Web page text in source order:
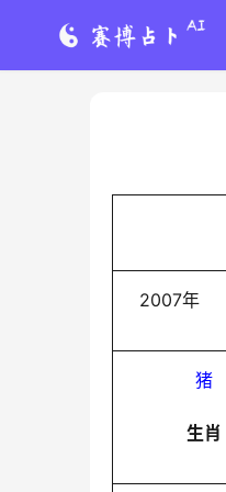
2007年
猪
生肖